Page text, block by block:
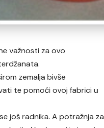
važnosti za ovo
zemalja bivše
te pomoći ovoj fabrici u
još radnika. A potražnja za